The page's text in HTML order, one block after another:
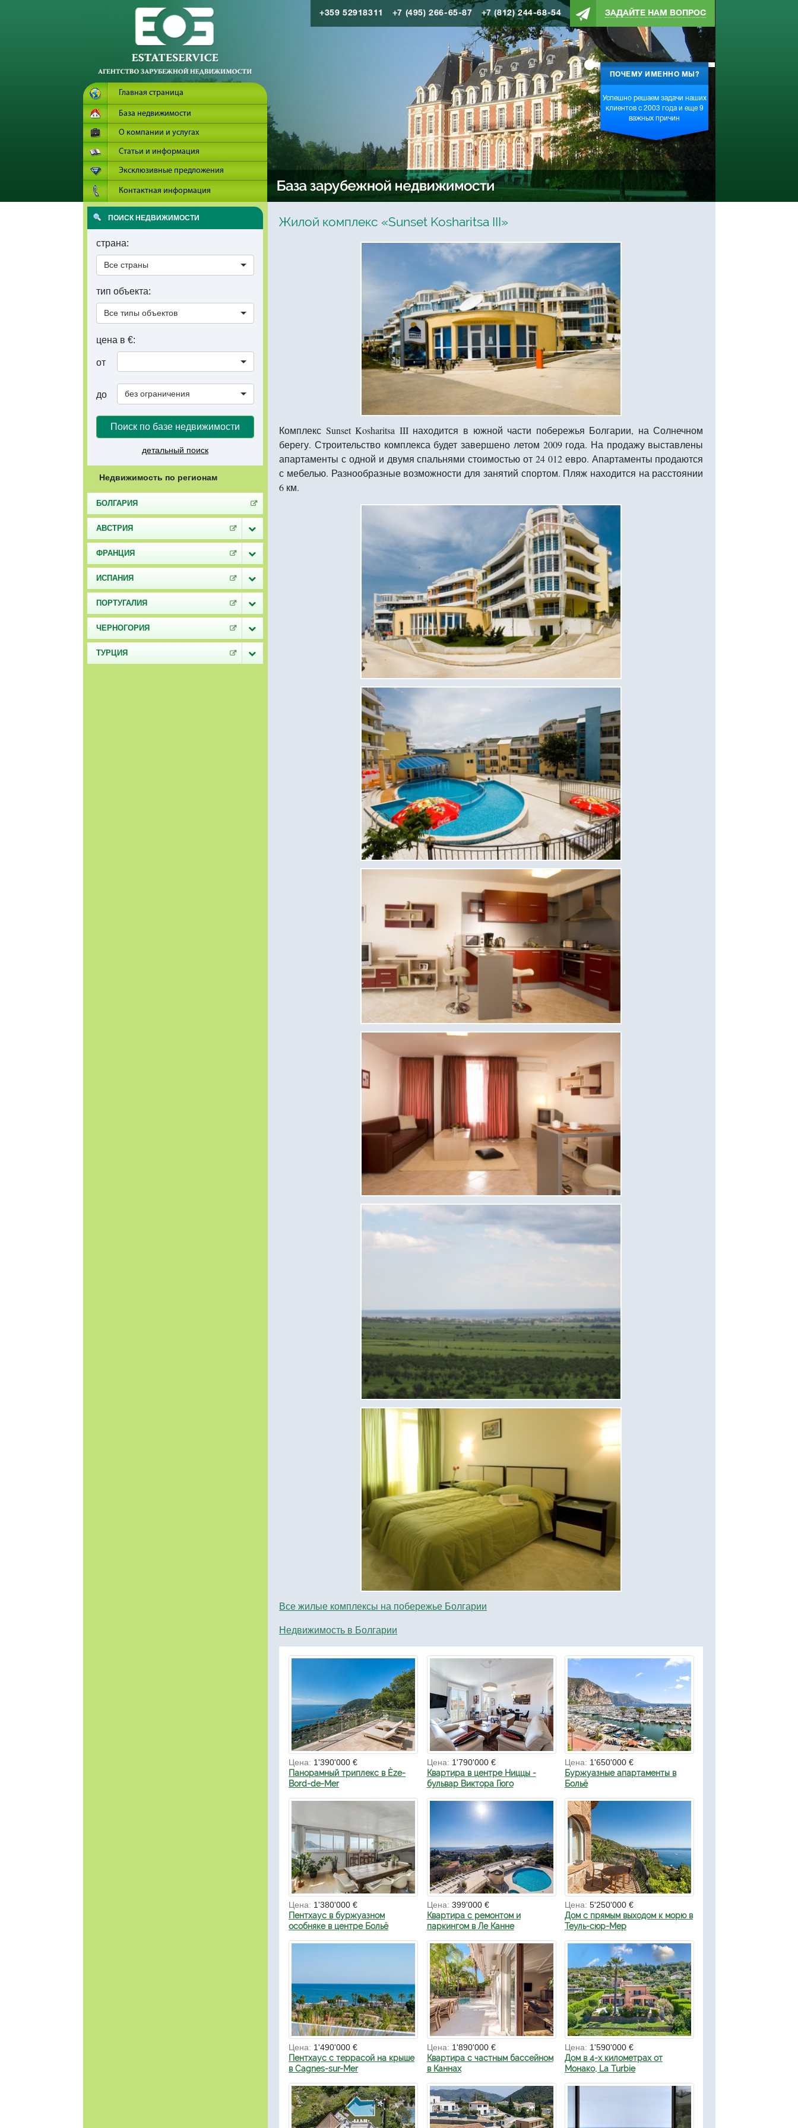
Главная страница
База недвижимости
О компании и услугах
Статьи и информация
Эксклюзивные предложения
Контактная информация
+359 52918311 +7 (495) 266-65-87 +7 (812) 244-68-54 ЗАДАЙТЕ НАМ ВОПРОС
ПОЧЕМУ ИМЕННО МЫ?
Успешно решаем задачи наших
клиентов с 2003 года и еще 9
важных причин
ПОИСК НЕДВИЖИМОСТИ
страна:
Все страны
тип объекта:
Все типы объектов
цена в €:
от
до без ограничения
Поиск по базе недвижимости
детальный поиск
Недвижимость по регионам
БОЛГАРИЯ
АВСТРИЯ
ФРАНЦИЯ
ИСПАНИЯ
ПОРТУГАЛИЯ
ЧЕРНОГОРИЯ
ТУРЦИЯ
Жилой комплекс «Sunset Kosharitsa III»
Комплекс Sunset Kosharitsa III находится в южной части побережья Болгарии, на Солнечном
берегу. Строительство комплекса будет завершено летом 2009 года. На продажу выставлены
апартаменты с одной и двумя спальнями стоимостью от 24 012 евро. Апартаменты продаются
с мебелью. Разнообразные возможности для занятий спортом. Пляж находится на расстоянии
6 км.
Все жилые комплексы на побережье Болгарии
Недвижимость в Болгарии
Цена: 1'390'000 €
Панорамный триплекс в Èze-
Bord-de-Mer
Цена: 1'790'000 €
Квартира в центре Ниццы -
бульвар Виктора Гюго
Цена: 1'650'000 €
Буржуазные апартаменты в
Больё
Цена: 1'380'000 €
Пентхаус в буржуазном
особняке в центре Больё
Цена: 399'000 €
Квартира с ремонтом и
паркингом в Ле Канне
Цена: 5'250'000 €
Дом с прямым выходом к морю в
Теуль-сюр-Мер
Цена: 1'490'000 €
Пентхаус с террасой на крыше
в Cagnes-sur-Mer
Цена: 1'890'000 €
Квартира с частным бассейном
в Каннах
Цена: 1'590'000 €
Дом в 4-х километрах от
Монако, La Turbie